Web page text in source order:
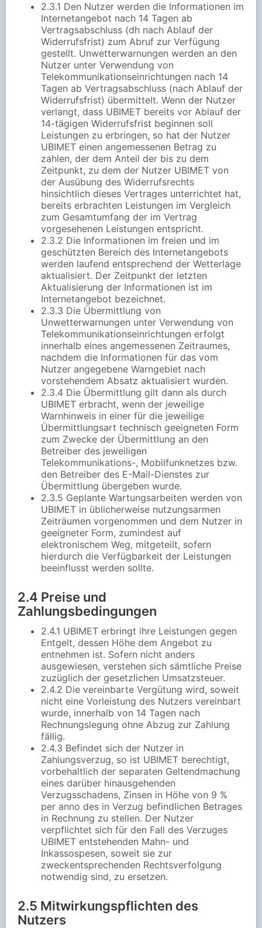
2.3.1 Den Nutzer werden die Informationen im
Internetangebot nach 14 Tagen ab
Vertragsabschluss (dh nach Ablauf der
Widerrufsfrist) zum Abruf zur Verfügung
gestellt. Unwetterwarnungen werden an den
Nutzer unter Verwendung von
Telekommunikationseinrichtungen nach 14
Tagen ab Vertragsabschluss (nach Ablauf der
Widerrufsfrist) übermittelt. Wenn der Nutzer
verlangt, dass UBIMET bereits vor Ablauf der
14-tägigen Widerrufsfrist beginnen soll
Leistungen zu erbringen, so hat der Nutzer
UBIMET einen angemessenen Betrag zu
zahlen, der dem Anteil der bis zu dem
Zeitpunkt, zu dem der Nutzer UBIMET von
der Ausübung des Widerrufsrechts
hinsichtlich dieses Vertrages unterrichtet hat,
bereits erbrachten Leistungen im Vergleich
zum Gesamtumfang der im Vertrag
vorgesehenen Leistungen entspricht.
2.3.2 Die Informationen im freien und im
geschützten Bereich des Internetangebots
werden laufend entsprechend der Wetterlage
aktualisiert. Der Zeitpunkt der letzten
Aktualisierung der Informationen ist im
Internetangebot bezeichnet.
2.3.3 Die Übermittlung von
Unwetterwarnungen unter Verwendung von
Telekommunikationseinrichtungen erfolgt
innerhalb eines angemessenen Zeitraumes,
nachdem die Informationen für das vom
Nutzer angegebene Warngebiet nach
vorstehendem Absatz aktualisiert wurden.
2.3.4 Die Übermittlung gilt dann als durch
UBIMET erbracht, wenn der jeweilige
Warnhinweis in einer für die jeweilige
Übermittlungsart technisch geeigneten Form
zum Zwecke der Übermittlung an den
Betreiber des jeweiligen
Telekommunikations-, Mobilfunknetzes bzw.
den Betreiber des E-Mail-Dienstes zur
Übermittlung übergeben wurde.
2.3.5 Geplante Wartungsarbeiten werden von
UBIMET in üblicherweise nutzungsarmen
Zeiträumen vorgenommen und dem Nutzer in
geeigneter Form, zumindest auf
elektronischem Weg, mitgeteilt, sofern
hierdurch die Verfügbarkeit der Leistungen
beeinflusst werden sollte.
2.4 Preise und
Zahlungsbedingungen
2.4.1 UBIMET erbringt ihre Leistungen gegen
Entgelt, dessen Höhe dem Angebot zu
entnehmen ist. Sofern nicht anders
ausgewiesen, verstehen sich sämtliche Preise
zuzüglich der gesetzlichen Umsatzsteuer.
2.4.2 Die vereinbarte Vergütung wird, soweit
nicht eine Vorleistung des Nutzers vereinbart
wurde, innerhalb von 14 Tagen nach
Rechnungslegung ohne Abzug zur Zahlung
fällig.
2.4.3 Befindet sich der Nutzer in
Zahlungsverzug, so ist UBIMET berechtigt,
vorbehaltlich der separaten Geltendmachung
eines darüber hinausgehenden
Verzugsschadens, Zinsen in Höhe von 9 %
per anno des in Verzug befindlichen Betrages
in Rechnung zu stellen. Der Nutzer
verpflichtet sich für den Fall des Verzuges
UBIMET entstehenden Mahn- und
Inkassospesen, soweit sie zur
zweckentsprechenden Rechtsverfolgung
notwendig sind, zu ersetzen.
2.5 Mitwirkungspflichten des
Nutzers